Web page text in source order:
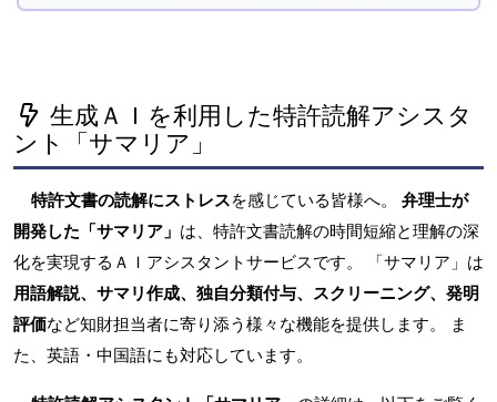
生成ＡＩを利用した特許読解アシスタ
ント「サマリア」
特許文書の読解にストレスを感じている皆様へ。 弁理士が
開発した「サマリア」 は、特許文書読解の時間短縮と理解の深
化を実現するＡＩアシスタントサービスです。 「サマリア」は
用語解説、サマリ作成、独自分類付与、スクリーニング、発明
評価など知財担当者に寄り添う様々な機能を提供します。 ま
た、英語・中国語にも対応しています。